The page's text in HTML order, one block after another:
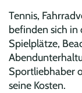
Tennis,
befinden sich in
Spielplätze,
Sportliebhaber
seine Kosten.